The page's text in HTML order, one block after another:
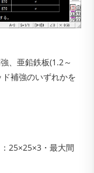
、亜鉛鉄板(1.2～
補強のいずれかを
25×25×3・最大間